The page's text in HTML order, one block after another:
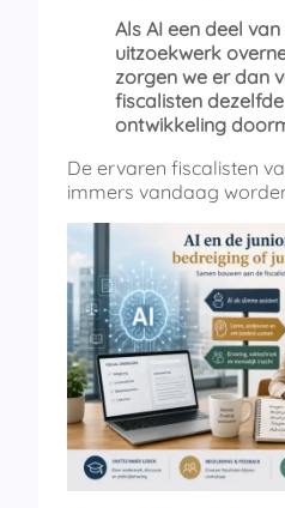
Als AI een deel
uitzoekwerk
zorgen we er dan
fiscalisten
ontwikkeling
De ervaren fiscalisten
immers vandaag